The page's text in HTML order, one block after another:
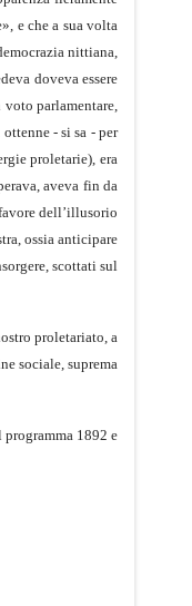
e che a sua volta
nittiana,
doveva essere
parlamentare,
- si sa - per
proletarie), era
aveva fin da
dell’illusorio
ossia anticipare
scottati sul
proletariato, a
sociale, suprema
1892 e